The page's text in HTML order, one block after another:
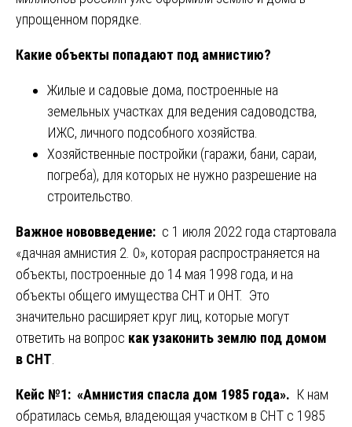
упрощенном порядке.
Какие объекты попадают под амнистию?
Жилые и садовые дома, построенные на
земельных участках для ведения садоводства,
ИЖС, личного подсобного хозяйства.
Хозяйственные постройки (гаражи, бани, сараи,
погреба), для которых не нужно разрешение на
строительство.
Важное нововведение: с 1 июля 2022 года стартовала
«дачная амнистия 2. 0», которая распространяется на
объекты, построенные до 14 мая 1998 года, и на
объекты общего имущества СНТ и ОНТ. Это
значительно расширяет круг лиц, которые могут
ответить на вопрос как узаконить землю под домом
в СНТ
Кейс №1: «Амнистия спасла дом 1985 года». К нам
обратилась семья, владеющая участком в СНТ с 1985